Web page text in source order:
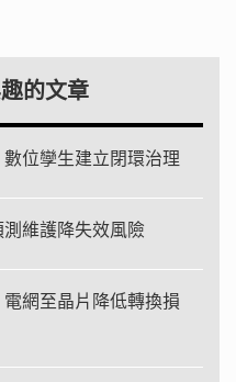
的文章
位孿生建立閉環治理
維護降失效風險
網至晶片降低轉換損